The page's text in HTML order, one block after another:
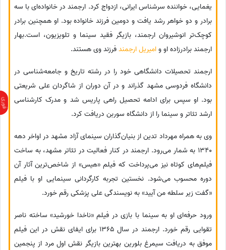
یغمایی، خواننده سرشناس ایرانی، ازدواج کرد. ارجمند در خانواده‌ای با سه
برادر و دو خواهر رشد یافت و دومین فرزند خانواده بود. او همچنین برادر
کوچک‌تر انوشیروان ارجمند، بازیگر فقید سینما و تلویزیون، است.بهار
ارجمند برادرزاده او وامیریل ارجمندفرزند وی هستند.
ارجمند تحصیلات دانشگاهی خود را در رشته تاریخ و جامعه‌شناسی در
دانشگاه فردوسی مشهد گذراند و در آن دوران از شاگردان علی شریعتی
بود. او سپس برای ادامه تحصیل راهی پاریس شد و مدرک کارشناسی
ارشد تئاتر و سینما را از دانشگاه سوربن دریافت کرد.
وی به همراه مهرداد تدین از بنیان‌گذاران سینمای آزاد مشهد در اواخر دهه
1340 به شمار می‌رود. ارجمند در کنار فعالیت در تئاتر مشهد، به ساخت
فیلم‌های کوتاه نیز می‌پرداخت که فیلم «هیس» از شاخص‌ترین آثار آن
دوره محسوب می‌شود. نخستین تجربه کارگردانی سینمایی او با فیلم
«گفت زیر سلطه من آیید» به نویسندگی علی پزشکی رقم خورد.
ورود حرفه‌ای او به سینما با بازی در فیلم «ناخدا خورشید» ساخته ناصر
تقوایی رقم خورد. ارجمند در سال 1365 برای ایفای نقش در این فیلم
موفق به دریافت سیمرغ بلورین بهترین بازیگر نقش اول مرد از پنجمین